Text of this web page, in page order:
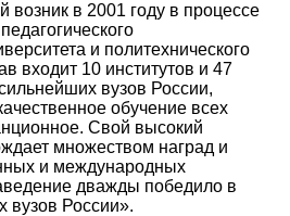
возник в 2001 году в процессе
и политехнического
входит 10 институтов и 47
вузов России,
обучение всех
Свой высокий
множеством наград и
и международных
дважды победило в
вузов России».